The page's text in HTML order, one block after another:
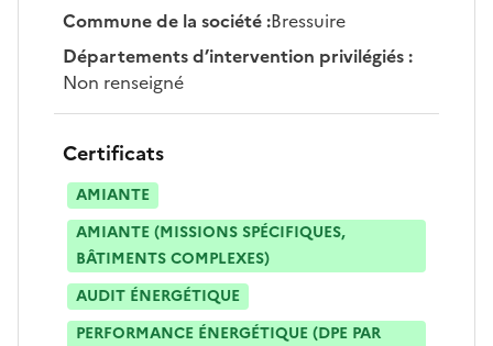
Commune de la société:Bressuire
Départements d’intervention privilégiés:
Non renseigné
Certificats
AMIANTE
AMIANTE (MISSIONS SPÉCIFIQUES,
BÂTIMENTS COMPLEXES)
AUDIT ÉNERGÉTIQUE
PERFORMANCE ÉNERGÉTIQUE (DPE PAR